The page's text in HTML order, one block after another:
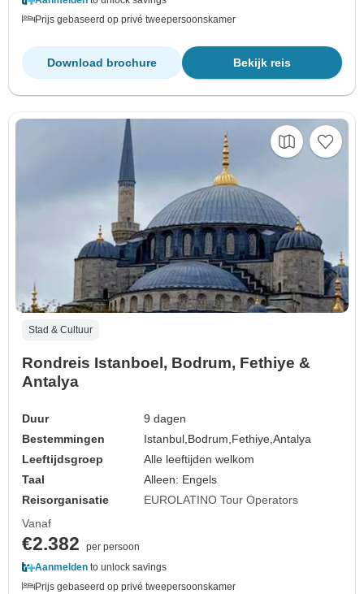
Prijs gebaseerd op privé tweepersoonskamer
Bekijk reis
Download brochure
Stad & Cultuur
Rondreis Istanboel, Bodrum, Fethiye &
Antalya
Duur
9 dagen
Bestemmingen
Istanbul,Bodrum,Fethiye,Antalya
Leeftijdsgroep
Alle leeftijden welkom
Taal
Alleen: Engels
Reisorganisatie
EUROLATINO Tour Operators
Vanaf
€2.382
per persoon
Aanmelden to unlock savings
Prijs gebaseerd op privé tweepersoonskamer